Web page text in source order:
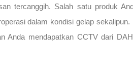
tercanggih. Salah satu produk
dalam kondisi gelap
Anda mendapatkan CCTV dari